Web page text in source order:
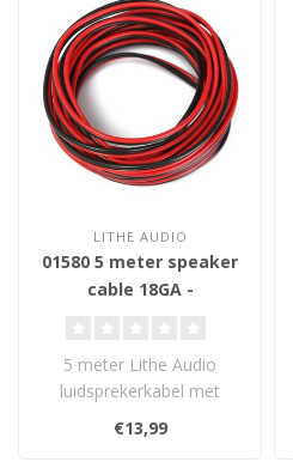
LITHE AUDIO
01580 5 meter speaker
cable 18GA -
5 meter Lithe Audio
luidsprekerkabel met
18GA-dikte, ideaal voor
het verbinden v..
€13,99